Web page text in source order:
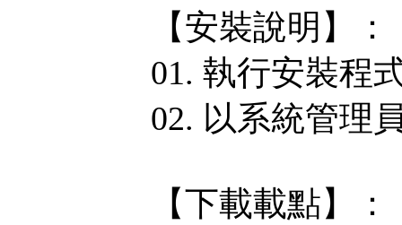
【安裝說明】：
01. 執行安裝程
02. 以系統管理
【下載載點】：